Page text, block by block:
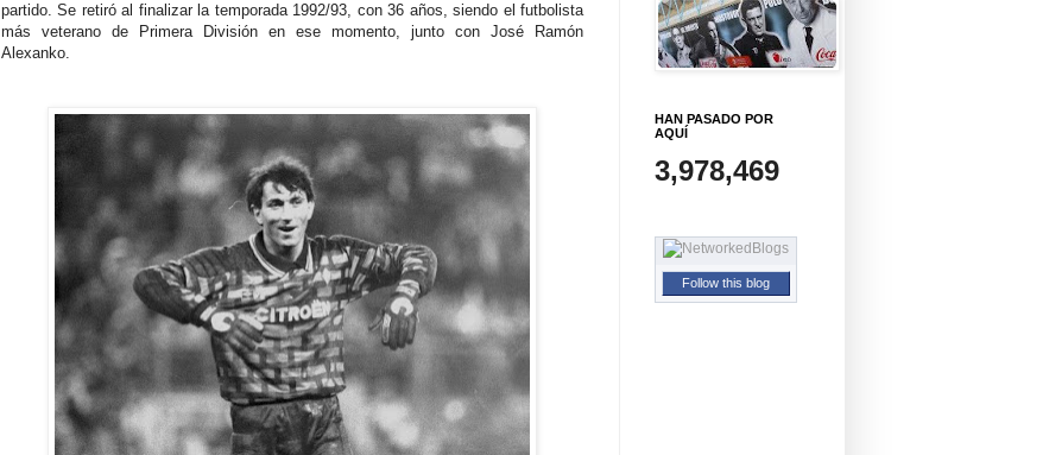
partido. Se retiró al finalizar la temporada 1992/93, con 36 años, siendo el futbolista
más veterano de Primera División en ese momento, junto con José Ramón
Alexanko.
HAN PASADO POR
AQUÍ
3,978,469
Follow this blog